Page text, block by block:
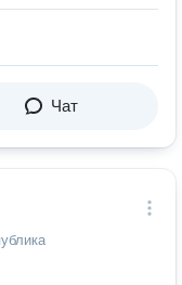
Чат